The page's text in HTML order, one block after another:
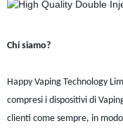
Chi siamo?
Happy Vaping Technology
compresi i dispositivi di
clienti come sempre, in